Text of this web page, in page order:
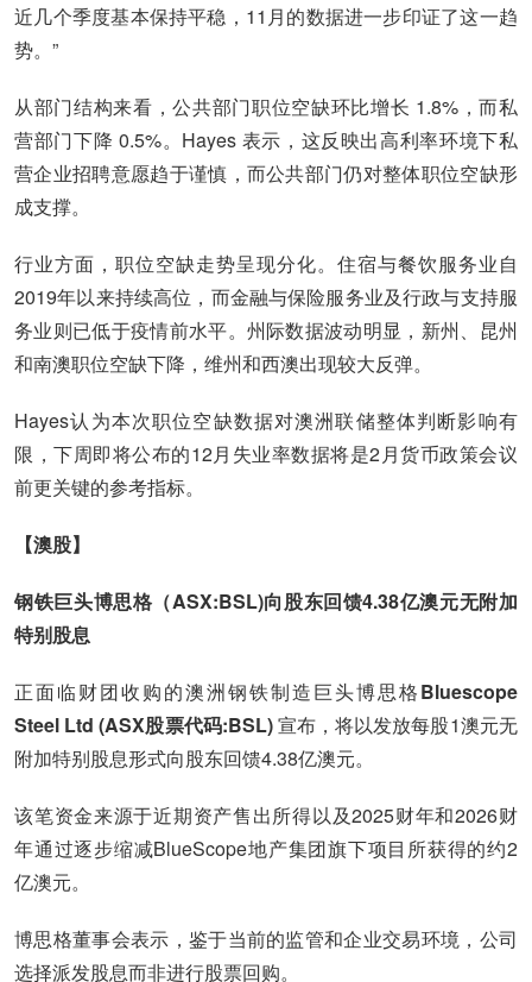
近几个季度基本保持平稳，11月的数据进一步印证了这一趋
势。”
从部门结构来看，公共部门职位空缺环比增长 1.8%，而私
营部门下降 0.5%。Hayes 表示，这反映出高利率环境下私
营企业招聘意愿趋于谨慎，而公共部门仍对整体职位空缺形
成支撑。
行业方面，职位空缺走势呈现分化。住宿与餐饮服务业自
2019年以来持续高位，而金融与保险服务业及行政与支持服
务业则已低于疫情前水平。州际数据波动明显，新州、昆州
和南澳职位空缺下降，维州和西澳出现较大反弹。
Hayes认为本次职位空缺数据对澳洲联储整体判断影响有
限，下周即将公布的12月失业率数据将是2月货币政策会议
前更关键的参考指标。
【澳股】
钢铁巨头博思格（ASX:BSL)向股东回馈4.38亿澳元无附加
特别股息
正面临财团收购的澳洲钢铁制造巨头博思格Bluescope
Steel Ltd (ASX股票代码:BSL)宣布，将以发放每股1澳元无
附加特别股息形式向股东回馈4.38亿澳元。
该笔资金来源于近期资产售出所得以及2025财年和2026财
年通过逐步缩减BlueScope地产集团旗下项目所获得的约2
亿澳元。
博思格董事会表示，鉴于当前的监管和企业交易环境，公司
选择派发股息而非进行股票回购。